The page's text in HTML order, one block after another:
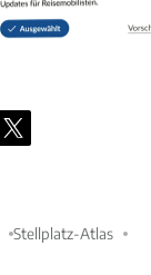
Stellplatz-Atlas